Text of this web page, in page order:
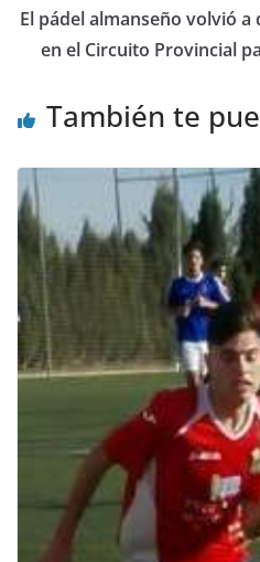
El pádel almanseño volvió
en el Circuito Provincial
También te